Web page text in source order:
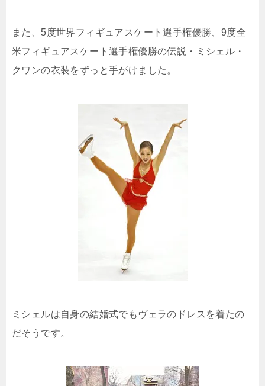
また、5度世界フィギュアスケート選手権優勝、9度全
米フィギュアスケート選手権優勝の伝説・ミシェル・
クワンの衣装をずっと手がけました。
ミシェルは自身の結婚式でもヴェラのドレスを着たの
だそうです。